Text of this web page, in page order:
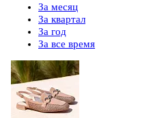
За месяц
За квартал
За год
За все время